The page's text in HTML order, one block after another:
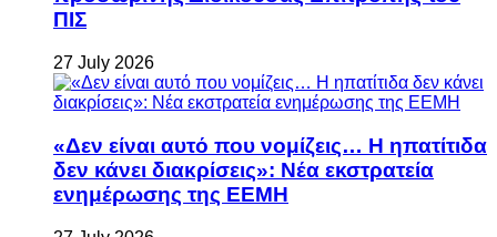
ΠΙΣ
27 July 2026
«Δεν είναι αυτό που νομίζεις… Η ηπατίτιδα
δεν κάνει διακρίσεις»: Νέα εκστρατεία
ενημέρωσης της ΕΕΜΗ